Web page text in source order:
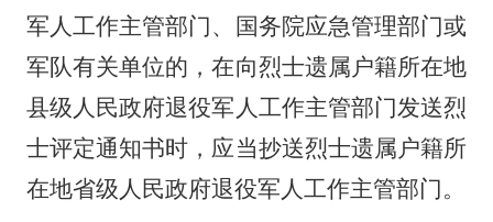
军人工作主管部门、国务院应急管理部门或
军队有关单位的，在向烈士遗属户籍所在地
县级人民政府退役军人工作主管部门发送烈
士评定通知书时，应当抄送烈士遗属户籍所
在地省级人民政府退役军人工作主管部门。